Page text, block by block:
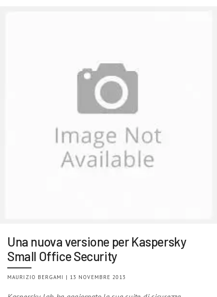
Una nuova versione per Kaspersky
Small Office Security
MAURIZIO BERGAMI | 13 NOVEMBRE 2013